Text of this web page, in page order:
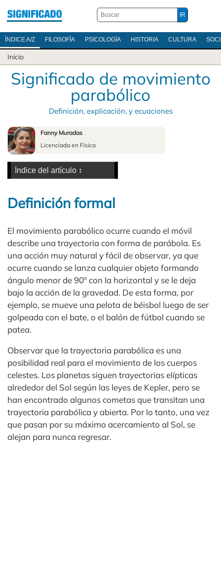
ÍNDICE A/Z FILOSOFÍA PSICOLOGÍA HISTORIA CULTURA
Inicio
Significado de movimiento
parabólico
Definición, explicación, y ecuaciones
Fanny Muradas
Licenciada en Física
Definición formal
El movimiento parabólico ocurre cuando el móvil
describe una trayectoria con forma de parábola. Es
una acción muy natural y fácil de observar, ya que
ocurre cuando se lanza cualquier objeto formando
ángulo menor de 90º con la horizontal y se le deja
bajo la acción de la gravedad. De esta forma, por
ejemplo, se mueve una pelota de béisbol luego de ser
golpeada con el bate, o el balón de fútbol cuando se
patea.
Observar que la trayectoria parabólica es una
posibilidad real para el movimiento de los cuerpos
celestes. Los planetas siguen trayectorias elípticas
alrededor del Sol según las leyes de Kepler, pero se
han encontrado algunos cometas que transitan una
trayectoria parabólica y abierta. Por lo tanto, una vez
que pasan por su máximo acercamiento al Sol, se
alejan para nunca regresar.